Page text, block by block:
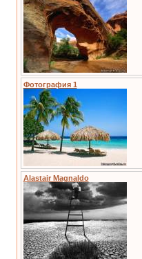
Фотография 1
Alastair Magnaldo